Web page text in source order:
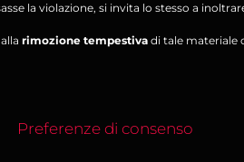
la violazione, si invita lo stesso a
rimozione tempestiva di tale materiale
Preferenze di consenso